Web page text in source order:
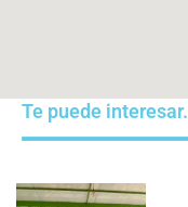
Te puede interesar.